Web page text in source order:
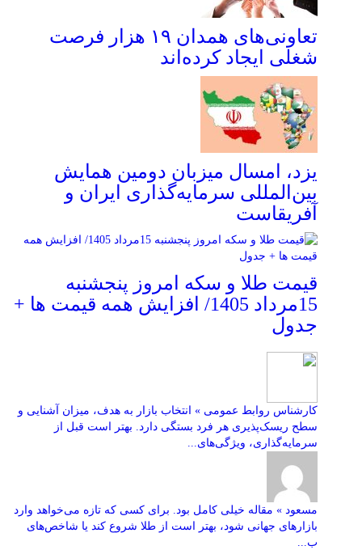
تعاونی‌های همدان ۱۹ هزار فرصت
شغلی ایجاد کرده‌اند
یزد، امسال میزبان دومین همایش
بین‌المللی سرمایه‌گذاری ایران و
آفریقاست
قیمت طلا و سکه امروز پنجشنبه
15مرداد 1405/ افزایش همه قیمت ها +
جدول
کارشناس روابط عمومی » انتخاب بازار به هدف، میزان آشنایی و
سطح ریسک‌پذیری هر فرد بستگی دارد. بهتر است قبل از
سرمایه‌گذاری، ویژگی‌های...
مسعود » مقاله خیلی کامل بود. برای کسی که تازه می‌خواهد وارد
بازارهای جهانی شود، بهتر است از طلا شروع کند یا شاخص‌های
ب...